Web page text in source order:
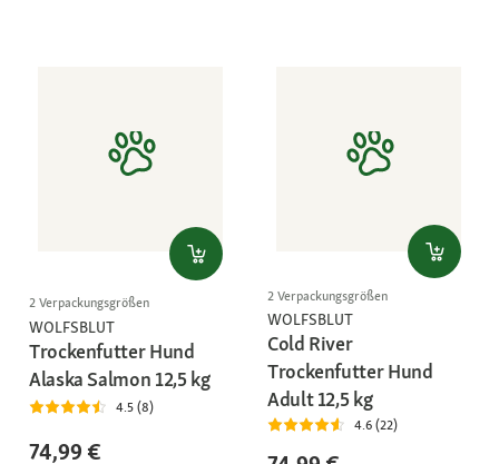
2 Verpackungsgrößen
WOLFSBLUT
Trockenfutter Hund
Alaska Salmon 12,5 kg
4.5 (8)
74,99 €
2 Verpackungsgrößen
WOLFSBLUT
Cold River
Trockenfutter Hund
Adult 12,5 kg
4.6 (22)